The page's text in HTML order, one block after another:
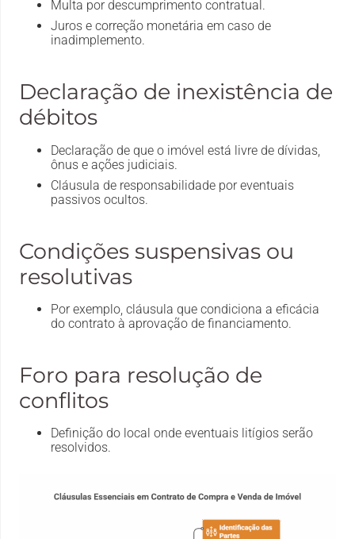
Multa por descumprimento contratual.
Juros e correção monetária em caso de
inadimplemento.
Declaração de inexistência de
débitos
Declaração de que o imóvel está livre de dívidas,
ônus e ações judiciais.
Cláusula de responsabilidade por eventuais
passivos ocultos.
Condições suspensivas ou
resolutivas
Por exemplo, cláusula que condiciona a eficácia
do contrato à aprovação de financiamento.
Foro para resolução de
conflitos
Definição do local onde eventuais litígios serão
resolvidos.